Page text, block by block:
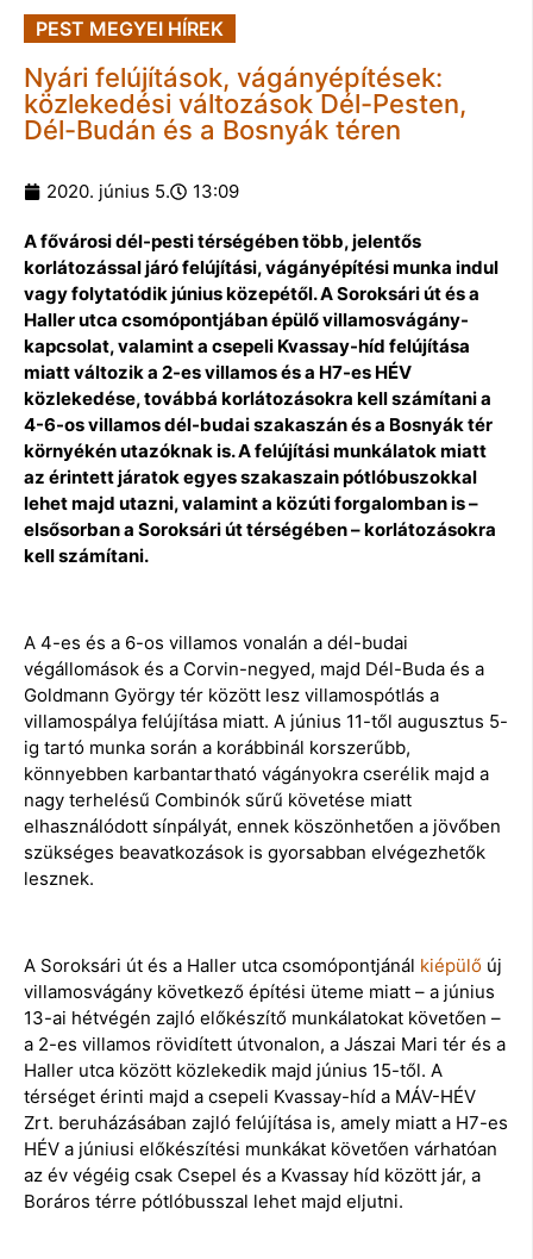
PEST MEGYEI HÍREK
Nyári felújítások, vágányépítések:
közlekedési változások Dél-Pesten,
Dél-Budán és a Bosnyák téren
2020. június 5. 13:09
A fővárosi dél-pesti térségében több, jelentős
korlátozással járó felújítási, vágányépítési munka indul
vagy folytatódik június közepétől. A Soroksári út és a
Haller utca csomópontjában épülő villamosvágány-
kapcsolat, valamint a csepeli Kvassay-híd felújítása
miatt változik a 2-es villamos és a H7-es HÉV
közlekedése, továbbá korlátozásokra kell számítani a
4-6-os villamos dél-budai szakaszán és a Bosnyák tér
környékén utazóknak is. A felújítási munkálatok miatt
az érintett járatok egyes szakaszain pótlóbuszokkal
lehet majd utazni, valamint a közúti forgalomban is –
elsősorban a Soroksári út térségében – korlátozásokra
kell számítani.
A 4-es és a 6-os villamos vonalán a dél-budai
végállomások és a Corvin-negyed, majd Dél-Buda és a
Goldmann György tér között lesz villamospótlás a
villamospálya felújítása miatt. A június 11-től augusztus 5-
ig tartó munka során a korábbinál korszerűbb,
könnyebben karbantartható vágányokra cserélik majd a
nagy terhelésű Combinók sűrű követése miatt
elhasználódott sínpályát, ennek köszönhetően a jövőben
szükséges beavatkozások is gyorsabban elvégezhetők
lesznek.
A Soroksári út és a Haller utca csomópontjánál kiépülő új
villamosvágány következő építési üteme miatt – a június
13-ai hétvégén zajló előkészítő munkálatokat követően –
a 2-es villamos rövidített útvonalon, a Jászai Mari tér és a
Haller utca között közlekedik majd június 15-től. A
térséget érinti majd a csepeli Kvassay-híd a MÁV-HÉV
Zrt. beruházásában zajló felújítása is, amely miatt a H7-es
HÉV a júniusi előkészítési munkákat követően várhatóan
az év végéig csak Csepel és a Kvassay híd között jár, a
Boráros térre pótlóbusszal lehet majd eljutni.